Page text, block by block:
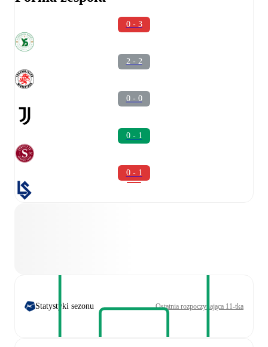
0 - 3
2 - 2
0 - 0
0 - 1
0 - 1
Statystyki sezonu Ostatnia rozpoczynająca 11-tka